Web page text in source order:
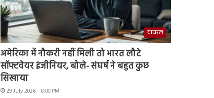
वायरल
अमेरिका में नौकरी नहीं मिली तो भारत लौटे
सॉफ्टवेयर इंजीनियर, बोले- संघर्ष ने बहुत कुछ
सिखाया
29 July 2026 - 8:00 PM